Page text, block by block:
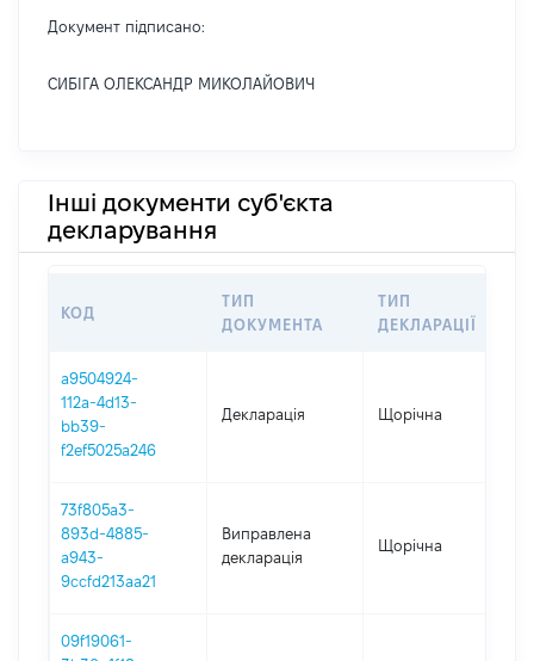
Документ підписано:
СИБІГА ОЛЕКСАНДР МИКОЛАЙОВИЧ
Інші документи суб'єкта
декларування
КОД
ТИП
ДОКУМЕНТА
ТИП
ДЕКЛАРАЦІЇ
a9504924-
112a-4d13-
bb39-
f2ef5025a246
Декларація Щорічна
73f805a3-
893d-4885-
a943-
9ccfd213aa21
Виправлена
декларація
Щорічна
09f19061-